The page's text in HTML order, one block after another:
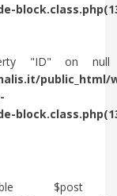
"ID" on
public_html/
$post